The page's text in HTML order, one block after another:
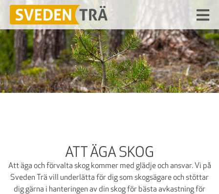
ATT ÄGA SKOG
Att äga och förvalta skog kommer med glädje och ansvar. Vi på
Sveden Trä vill underlätta för dig som skogsägare och stöttar
dig gärna i hanteringen av din skog för bästa avkastning för